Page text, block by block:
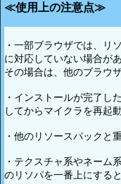
≪使用上の注意点≫
・一部ブラウザでは、リ
に対応していない場合があ
その場合は、他のブラウ
・インストールが完了し
してからマイクラを再起
・他のリソースパックと
・テクスチャ系やネーム
のリソパを一番上にする